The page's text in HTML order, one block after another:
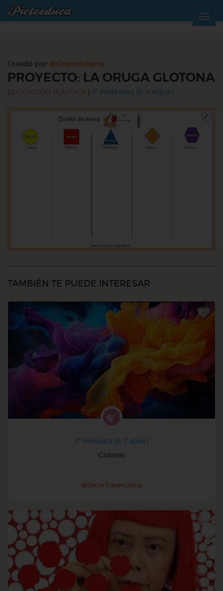
Creado por @GrupoAdapta
PROYECTO: LA ORUGA GLOTONA
EDUCACIÓN PLÁSTICA 1º PRIMARIA (6-7 AÑOS)
TAMBIÉN TE PUEDE INTERESAR
1º Primaria (6-7 años)
Colores
@OscarTraverGarcia